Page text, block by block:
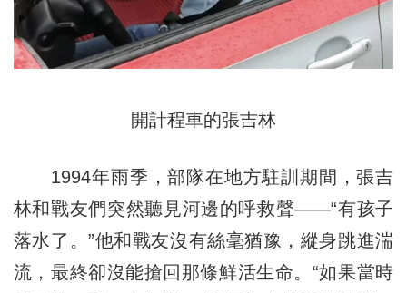
開計程車的張吉林
1994年雨季，部隊在地方駐訓期間，張吉
林和戰友們突然聽見河邊的呼救聲——“有孩子
落水了。”他和戰友沒有絲毫猶豫，縱身跳進湍
流，最終卻沒能搶回那條鮮活生命。“如果當時